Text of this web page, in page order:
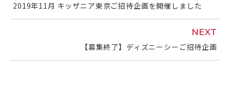
2019年11月 キッザニア東京ご招待企画を開催しました
NEXT
【募集終了】ディズニーシーご招待企画